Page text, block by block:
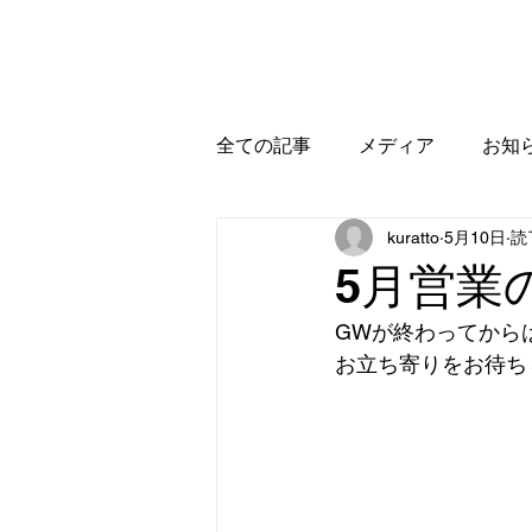
全ての記事 メディア お知
5月営業
kuratto 5月10日 読
GWが終わってから
お立ち寄りをお待